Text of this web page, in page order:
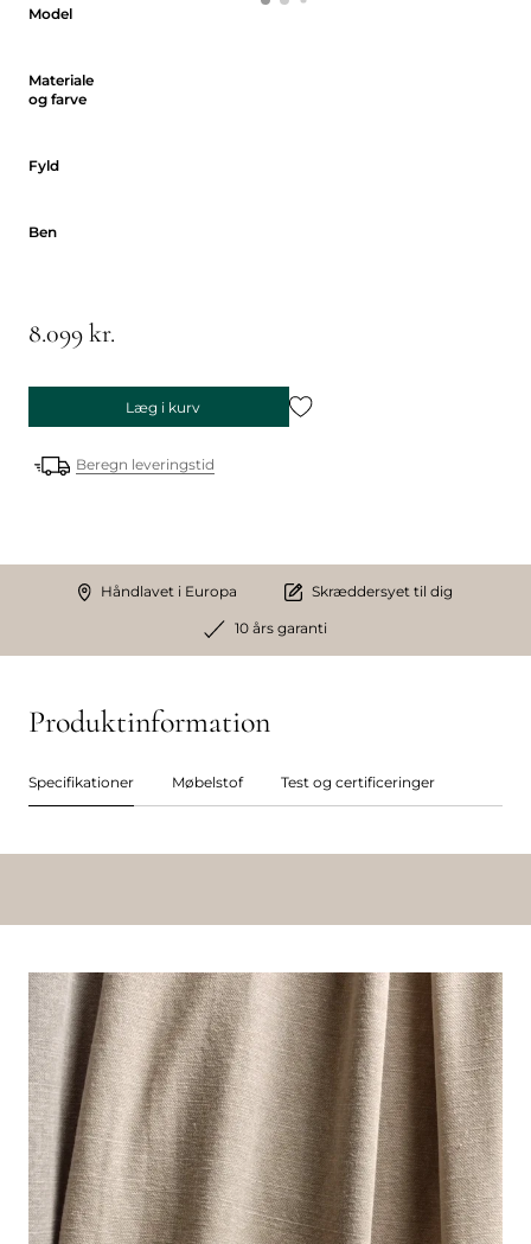
Model
Materiale
og farve
Fyld
Ben
8.099 kr.
Læg i kurv
Beregn leveringstid
Håndlavet i Europa Skræddersyet til dig
10 års garanti
Produktinformation
Specifikationer Møbelstof Test og certificeringer